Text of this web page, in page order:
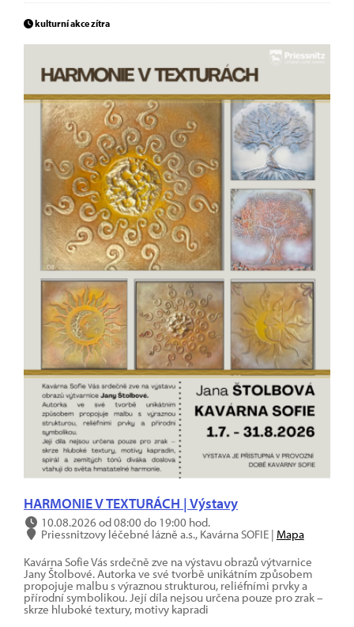
kulturní akce zítra
HARMONIE V TEXTURÁCH | Výstavy
10.08.2026 od 08:00 do 19:00 hod.
Priessnitzovy léčebné lázně a.s., Kavárna SOFIE | Mapa
Kavárna Sofie Vás srdečně zve na výstavu obrazů výtvarnice
Jany Štolbové. Autorka ve své tvorbě unikátním způsobem
propojuje malbu s výraznou strukturou, reliéfními prvky a
přírodní symbolikou. Její díla nejsou určena pouze pro zrak –
skrze hluboké textury, motivy kapradi